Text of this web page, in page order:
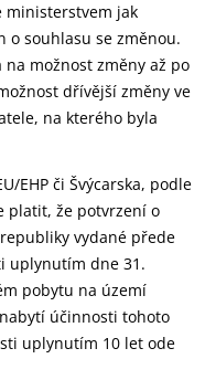
jak
o souhlasu se změnou.
možnost změny až po
dřívější změny ve
na kterého byla
EHP či Švýcarska, podle
platit, že potvrzení o
vydané přede
uplynutím dne 31.
pobytu na území
účinnosti tohoto
uplynutím 10 let ode